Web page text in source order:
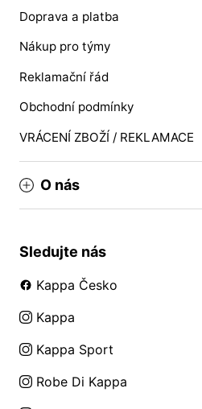
Doprava a platba
Nákup pro týmy
Reklamační řád
Obchodní podmínky
VRÁCENÍ ZBOŽÍ / REKLAMACE
O nás
Sledujte nás
Kappa Česko
Kappa
Kappa Sport
Robe Di Kappa